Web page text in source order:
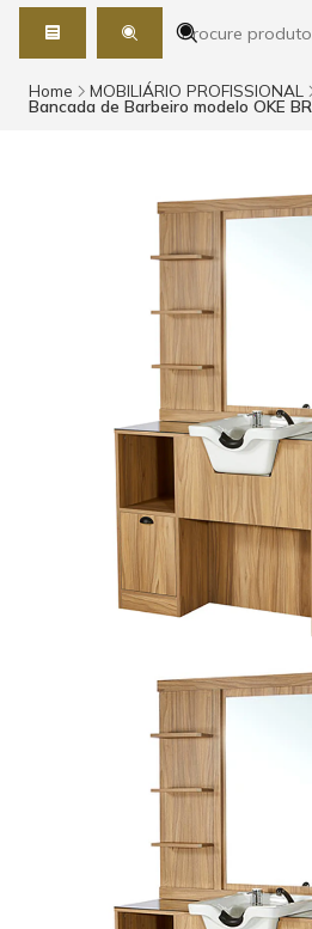
Home MOBILIÁRIO PROFISSIONAL
Bancada de Barbeiro modelo OKE BR